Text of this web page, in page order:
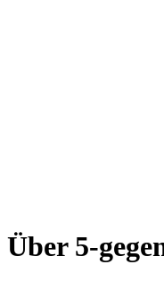
Über 5-